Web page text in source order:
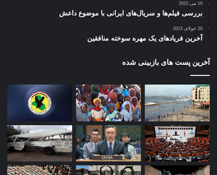
19 می 2025
بررسی فیلم‌ها و سریال‌های ایرانی با موضوع داعش
26 جولای 2023
آخرین فریادهای یک مهره سوخته منافقین
آخرین پست های بازبینی شده